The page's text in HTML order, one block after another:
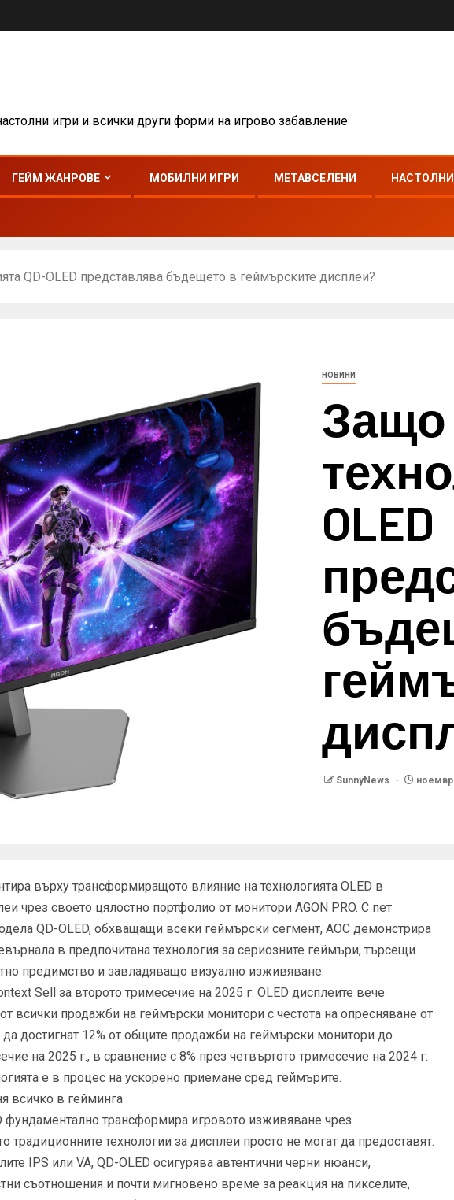
игри и всички други форми на игрово забавление
ГЕЙМ ЖАНРОВЕ МОБИЛНИ ИГРИ МЕТАВСЕЛЕНИ НАСТОЛНИ
QD-OLED представлява бъдещето в геймърските дисплеи?
НОВИНИ
Защо
OLED
SunnyNews
върху трансформиращото влияние на технологията OLED в
чрез своето цялостно портфолио от монитори AGON PRO. С пет
QD-OLED, обхващащи всеки геймърски сегмент, AOC демонстрира
в предпочитана технология за сериозните геймъри, търсещи
предимство и завладяващо визуално изживяване.
Sell за второто тримесечие на 2025 г. OLED дисплеите вече
всички продажби на геймърски монитори с честота на опресняване от
достигнат 12% от общите продажби на геймърски монитори до
на 2025 г., в сравнение с 8% през четвъртото тримесечие на 2024 г.
е в процес на ускорено приемане сред геймърите.
всичко в гейминга
фундаментално трансформира игровото изживяване чрез
традиционните технологии за дисплеи просто не могат да предоставят.
IPS или VA, QD-OLED осигурява автентични черни нюанси,
съотношения и почти мигновено време за реакция на пикселите,